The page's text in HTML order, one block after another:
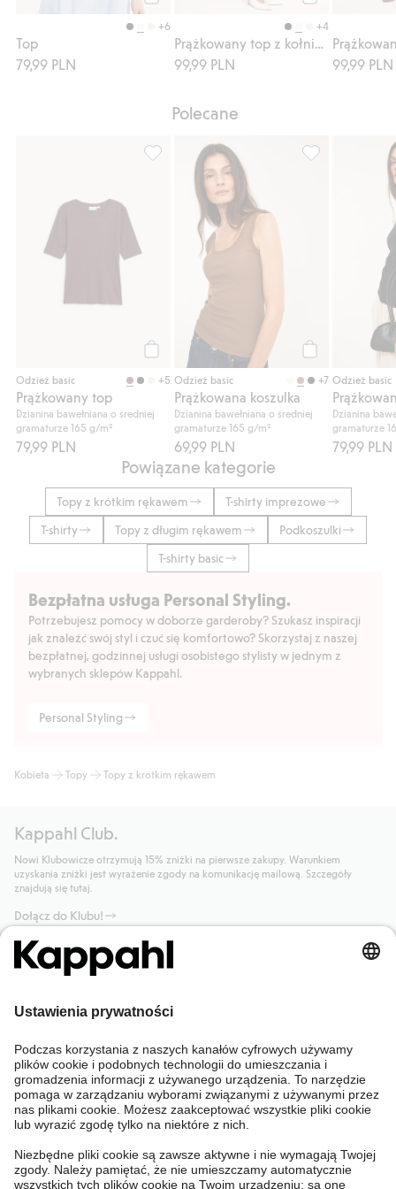
Kup
+6
Top
79,99 PLN
+4
99,99 PLN
99,99 PLN
Polecane
Odzież basic +5
Prążkowany top
Dzianina bawełniana o średniej
gramaturze 165 g/m²
79,99 PLN
Prążkowany top, Dodaj do listy ulubione
Odzież basic +7
Prążkowana koszulka
Dzianina bawełniana o średniej
gramaturze 165 g/m²
69,99 PLN
Prążkowana
Odzież basic
Dzianina
gramaturze
79,99 PLN
Powiązane kategorie
Topy z krótkim rękawem
T-shirty imprezowe
T-shirty
Topy z długim rękawem
Podkoszulki
T-shirty basic
Bezpłatna usługa Personal Styling.
Potrzebujesz pomocy w doborze garderoby? Szukasz inspiracji
jak znaleźć swój styl i czuć się komfortowo? Skorzystaj z naszej
bezpłatnej, godzinnej usługi osobistego stylisty w jednym z
wybranych sklepów Kappahl.
Personal Styling
Kobieta Topy Topy z krótkim rękawem
Kappahl Club.
Nowi Klubowicze otrzymują 15% zniżki na pierwsze zakupy. Warunkiem
uzyskania zniżki jest wyrażenie zgody na komunikację mailową. Szczegóły
znajdują się tutaj.
Dołącz do Klubu!
Potrzebujesz pomocy?
Sklep internetowy
Częste pytania
Kappahl Club
Mój profil
O nas